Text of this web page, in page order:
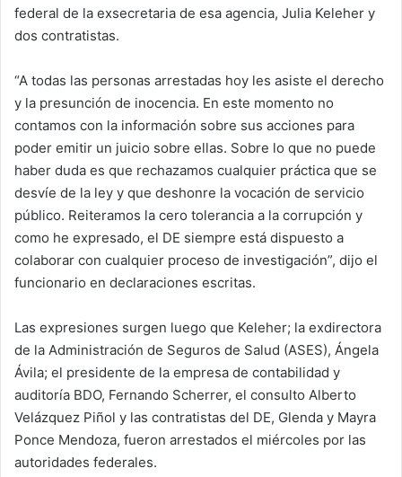
federal de la exsecretaria de esa agencia, Julia Keleher y
dos contratistas.
“A todas las personas arrestadas hoy les asiste el derecho
y la presunción de inocencia. En este momento no
contamos con la información sobre sus acciones para
poder emitir un juicio sobre ellas. Sobre lo que no puede
haber duda es que rechazamos cualquier práctica que se
desvíe de la ley y que deshonre la vocación de servicio
público. Reiteramos la cero tolerancia a la corrupción y
como he expresado, el DE siempre está dispuesto a
colaborar con cualquier proceso de investigación”, dijo el
funcionario en declaraciones escritas.
Las expresiones surgen luego que Keleher; la exdirectora
de la Administración de Seguros de Salud (ASES), Ángela
Ávila; el presidente de la empresa de contabilidad y
auditoría BDO, Fernando Scherrer, el consulto Alberto
Velázquez Piñol y las contratistas del DE, Glenda y Mayra
Ponce Mendoza, fueron arrestados el miércoles por las
autoridades federales.